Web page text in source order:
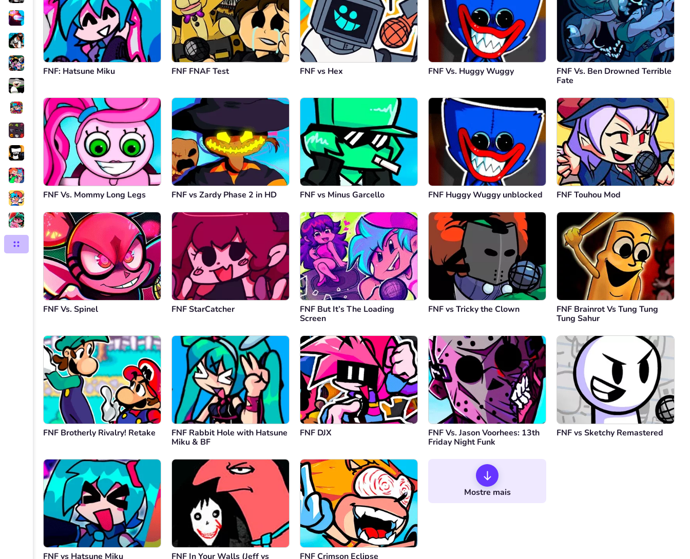
FNF: Hatsune Miku FNF FNAF Test FNF vs Hex FNF Vs. Huggy Wuggy
FNF Vs. Ben Drowned Terrible
Fate
FNF Vs. Mommy Long Legs FNF vs Zardy Phase 2 in HD FNF vs Minus Garcello FNF Huggy Wuggy unblocked FNF Touhou Mod
FNF Vs. Spinel FNF StarCatcher
FNF But It’s The Loading
Screen
FNF vs Tricky the Clown
FNF Brainrot Vs Tung Tung
Tung Sahur
FNF Brotherly Rivalry! Retake
FNF Rabbit Hole with Hatsune
Miku & BF
FNF DJX
FNF Vs. Jason Voorhees: 13th
Friday Night Funk
FNF vs Sketchy Remastered
FNF vs Hatsune Miku FNF In Your Walls (Jeff vs FNF Crimson Eclipse
Mostre mais